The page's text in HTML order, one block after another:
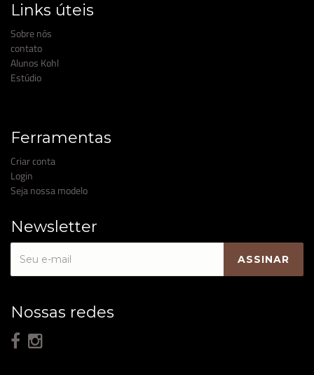
Links úteis
Sobre nós
contato
Alunos Kohl
Estúdio
Ferramentas
Criar conta
Login
Seja nossa modelo
Newsletter
Nossas redes